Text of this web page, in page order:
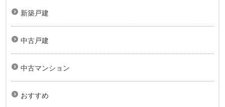
新築戸建
中古戸建
中古マンション
おすすめ